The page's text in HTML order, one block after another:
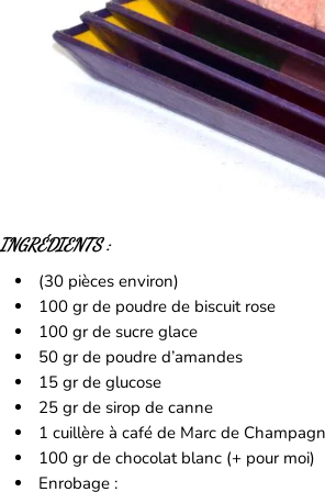
INGRÉDIENTS :
(30 pièces environ)
100 gr de poudre de biscuit rose
100 gr de sucre glace
50 gr de poudre d’amandes
15 gr de glucose
25 gr de sirop de canne
1 cuillère à café de Marc de
100 gr de chocolat blanc (+ pour moi)
Enrobage :